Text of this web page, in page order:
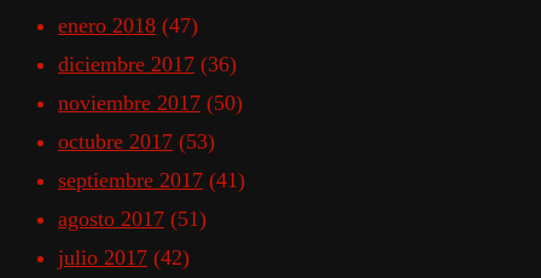
enero 2018 (47)
diciembre 2017 (36)
noviembre 2017 (50)
octubre 2017 (53)
septiembre 2017 (41)
agosto 2017 (51)
julio 2017 (42)